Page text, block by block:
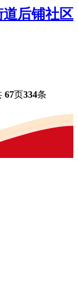
后铺社区
67页334条